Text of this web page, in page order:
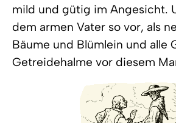
mild und gütig im Angesicht.
dem armen Vater so vor, als
Bäume und Blümlein und alle
Getreidehalme vor diesem